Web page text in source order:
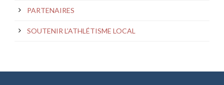
PARTENAIRES
SOUTENIR L’ATHLÉTISME LOCAL